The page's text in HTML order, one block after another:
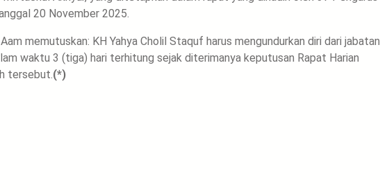
20 November 2025.
memutuskan: KH Yahya Cholil Staquf harus mengundurkan diri dari jabatan
waktu 3 (tiga) hari terhitung sejak diterimanya keputusan Rapat Harian
tersebut.(*)